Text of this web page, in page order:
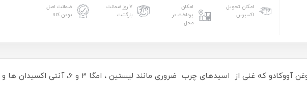
امکان تحویل
اکسپرس
امکان
پرداخت در
محل
۷ روز ضمانت
بازگشت
ضمانت اصل
بودن کالا